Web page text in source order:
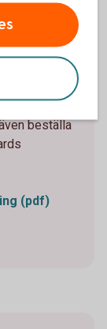
via post
beställa
(pdf)